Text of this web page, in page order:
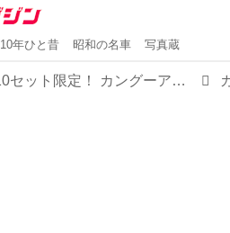
10年ひと昔 昭和の名車 写真蔵
10セット限定！ カングーアウトドアキットBOXをルノーが4月30日に発売。12種類のグッズをセットに